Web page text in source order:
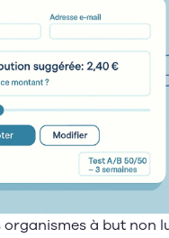
organismes à but non